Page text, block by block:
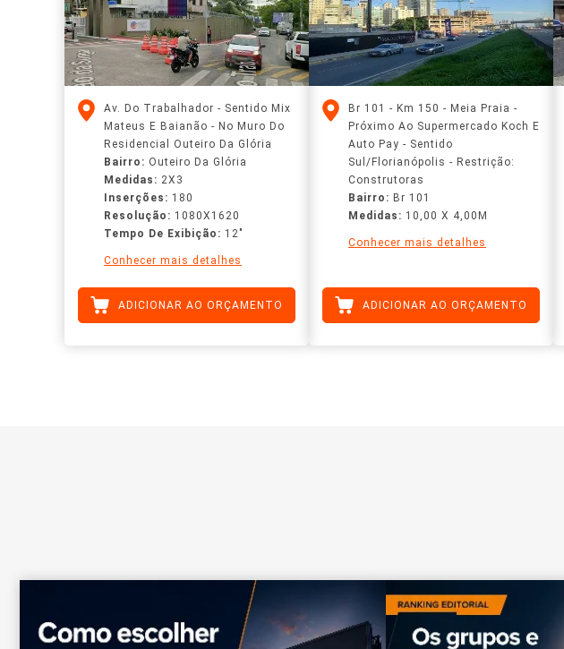
Av. Do Trabalhador - Sentido Mix
Mateus E Baianão - No Muro Do
Residencial Outeiro Da Glória
Bairro: Outeiro Da Glória
Medidas: 2X3
Inserções: 180
Resolução: 1080X1620
Tempo De Exibição: 12"
Conhecer mais detalhes
ADICIONAR AO ORÇAMENTO
Br 101 - Km 150 - Meia Praia -
Próximo Ao Supermercado Koch E
Auto Pay - Sentido
Sul/Florianópolis - Restrição:
Construtoras
Bairro: Br 101
Medidas: 10,00 X 4,00M
Conhecer mais detalhes
ADICIONAR AO ORÇAMENTO